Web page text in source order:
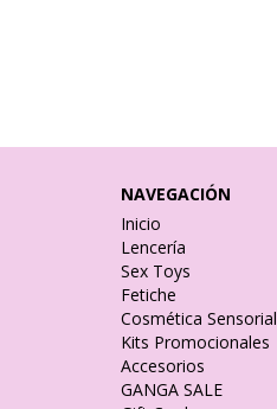
NAVEGACIÓN
Inicio
Lencería
Sex Toys
Fetiche
Cosmética Sensorial
Kits Promocionales
Accesorios
GANGA SALE